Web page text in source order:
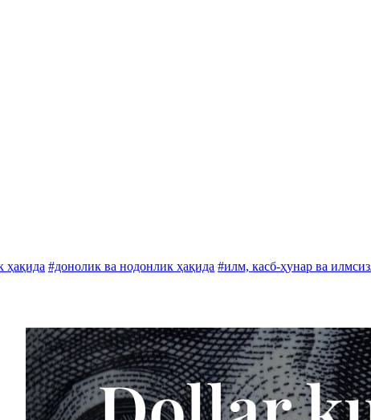
ҳақида #донолик ва нодонлик ҳақида #илм, касб-ҳунар ва